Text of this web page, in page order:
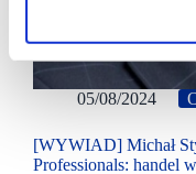
05/08/2024
[WYWIAD] Michał
Professionals: handel